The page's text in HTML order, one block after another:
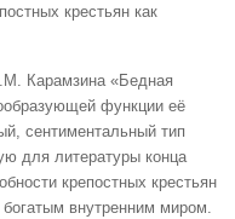
крестьян как
Карамзина «Бедная
функции её
сентиментальный тип
для литературы конца
крепостных крестьян
внутренним миром.